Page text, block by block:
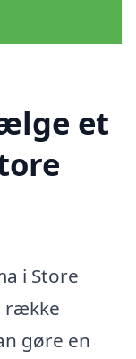
et
i Store
række
gøre en